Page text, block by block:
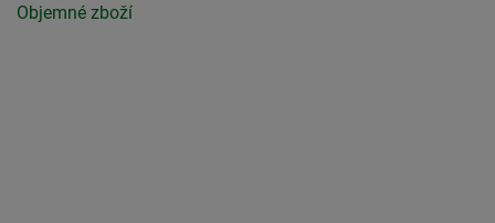
Objemné zboží